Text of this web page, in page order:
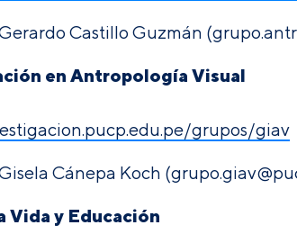
Castillo Guzmán
en Antropología Visual
grupos/giav
Cánepa Koch
Vida y Educación